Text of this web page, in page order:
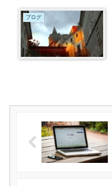
ブログ